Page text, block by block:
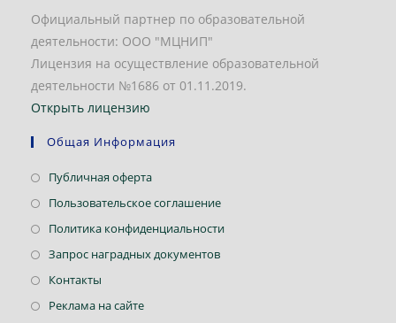
Официальный партнер по образовательной
деятельности: ООО "МЦНИП"
Лицензия на осуществление образовательной
деятельности №1686 от 01.11.2019.
Открыть лицензию
Общая Информация
Публичная офертаОткроется
в
Пользовательское соглашениеОткроется
в
Политика конфиденциальностиОткроется
Запрос наградных документовОткроется
Контакты
в
Реклама на сайтеОткроется